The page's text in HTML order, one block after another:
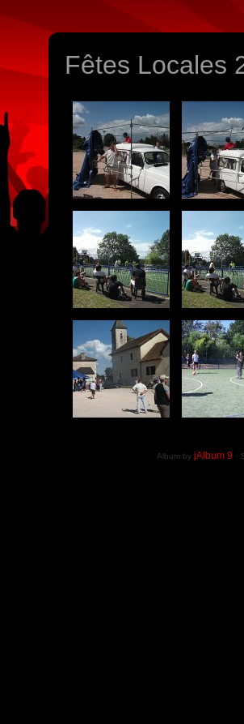
Fêtes Locales
Album by jAlbum 9 ·